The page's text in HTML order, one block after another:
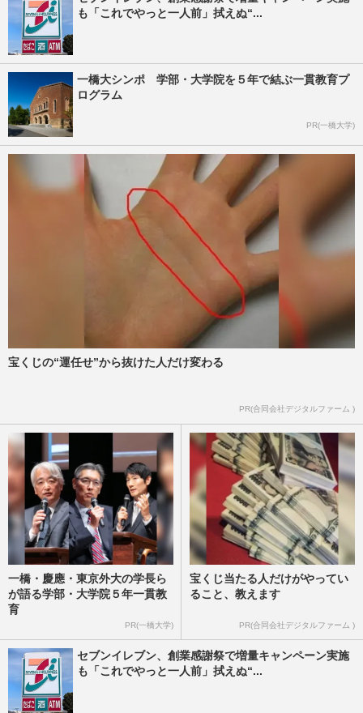
も「これでやっと一人前」拭えぬ“...
一橋大シンポ 学部・大学院を５年で結ぶ一貫教育プ
ログラム
PR(一橋大学)
宝くじの“運任せ”から抜けた人だけ変わる
PR(合同会社デジタルファーム )
一橋・慶應・東京外大の学長ら
が語る学部・大学院５年一貫教
育
PR(一橋大学)
宝くじ当たる人だけがやってい
ること、教えます
PR(合同会社デジタルファーム )
セブンイレブン、創業感謝祭で増量キャンペーン実施
も「これでやっと一人前」拭えぬ“...